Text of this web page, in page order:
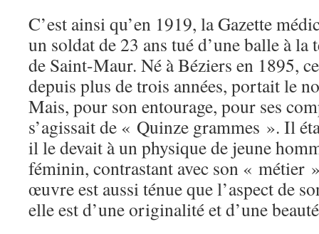
C’est ainsi qu’en 1919, la Gazette
un soldat de 23 ans tué d’une balle à
de Saint-Maur. Né à Béziers en 1895,
depuis plus de trois années, portait le
Mais, pour son entourage, pour ses
s’agissait de « Quinze grammes ». Il
il le devait à un physique de jeune
féminin, contrastant avec son « métier
œuvre est aussi ténue que l’aspect de
elle est d’une originalité et d’une